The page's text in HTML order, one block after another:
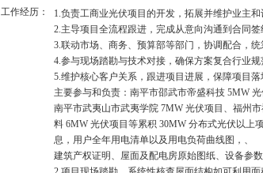
工作经历：
1.负责工商业光伏项目的开发，拓展并维护业主
2.主导项目全流程跟进，完成从意向沟通到合同签
3.联动市场、商务、预算部等部门，协调配合，统
4.参与现场踏勘与技术对接，确保方案复合行业规
5.维护核心客户关系，跟进项目进展，保障项目落
主要参与和负责：南平市邵武市帝盛科技 5MW
南平市武夷山市武夷学院 7MW 光伏项目、福州
料 6MW 光伏项目等累积 30MW 分布式光伏以上
息，用户全年用电清单以及用电负荷曲线图，、
建筑产权证明、屋面及配电房原始图纸、设备参